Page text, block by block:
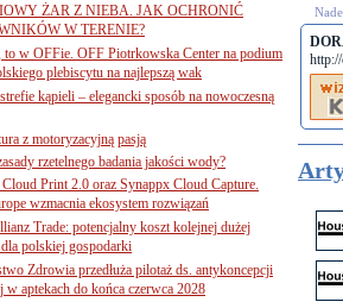
ŻAR Z NIEBA. JAK OCHRONIĆ
W TERENIE?
to w OFFie. OFF Piotrkowska Center na podium
plebiscytu na najlepszą wak
kąpieli – elegancki sposób na nowoczesną
z motoryzacyjną pasją
rzetelnego badania jakości wody?
Print 2.0 oraz Synappx Cloud Capture.
wzmacnia ekosystem rozwiązań
Trade: potencjalny koszt kolejnej dużej
polskiej gospodarki
Zdrowia przedłuża pilotaż ds. antykoncepcji
w aptekach do końca czerwca 2028